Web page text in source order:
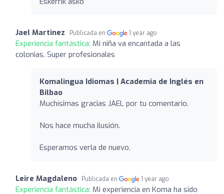
Jael Martinez Publicada en 1 year ago
Experiencia fantástica: Mi niña va encantada a las
colonias. Super profesionales
Komalingua Idiomas | Academia de Inglés en
Bilbao
Muchísimas gracias JAEL por tu comentario.
Nos hace mucha ilusión.
Esperamos verla de nuevo,
Leire Magdaleno Publicada en 1 year ago
Experiencia fantástica: Mi experiencia en Koma ha sido